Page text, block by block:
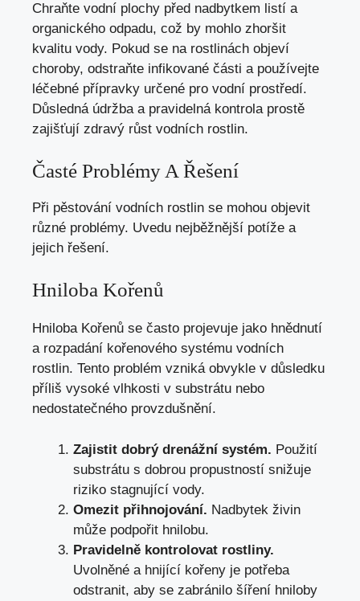
Chraňte vodní plochy před nadbytkem listí a
organického odpadu, což by mohlo zhoršit
kvalitu vody. Pokud se na rostlinách objeví
choroby, odstraňte infikované části a používejte
léčebné přípravky určené pro vodní prostředí.
Důsledná údržba a pravidelná kontrola prostě
zajišťují zdravý růst vodních rostlin.
Časté Problémy A Řešení
Při pěstování vodních rostlin se mohou objevit
různé problémy. Uvedu nejběžnější potíže a
jejich řešení.
Hniloba Kořenů
Hniloba Kořenů se často projevuje jako hnědnutí
a rozpadání kořenového systému vodních
rostlin. Tento problém vzniká obvykle v důsledku
příliš vysoké vlhkosti v substrátu nebo
nedostatečného provzdušnění.
Zajistit dobrý drenážní systém. Použití
substrátu s dobrou propustností snižuje
riziko stagnující vody.
Omezit přihnojování. Nadbytek živin
může podpořit hnilobu.
Pravidelně kontrolovat rostliny.
Uvolněné a hnijící kořeny je potřeba
odstranit, aby se zabránilo šíření hniloby